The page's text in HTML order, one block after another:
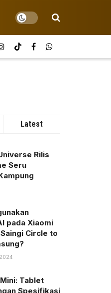
Latest
Rilis
Seru
pada Xiaomi
Circle to
Tablet
Spesifikasi